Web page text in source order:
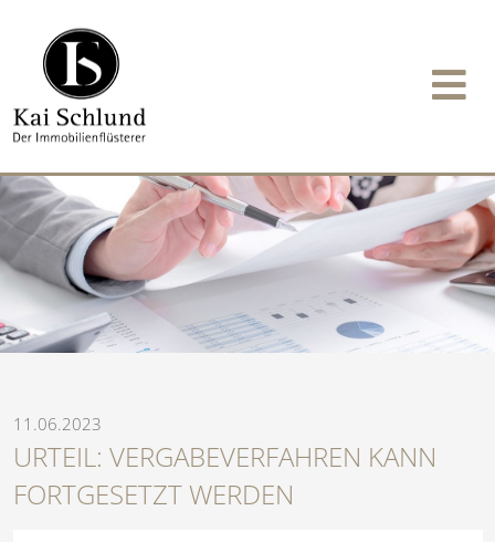
11.06.2023
URTEIL: VERGABEVERFAHREN KANN
FORTGESETZT WERDEN